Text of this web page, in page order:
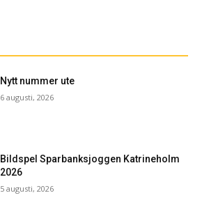
Nytt nummer ute
6 augusti, 2026
Bildspel Sparbanksjoggen Katrineholm
2026
5 augusti, 2026